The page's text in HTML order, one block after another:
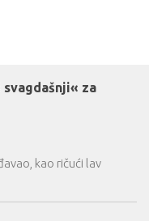
za
kao ričući lav